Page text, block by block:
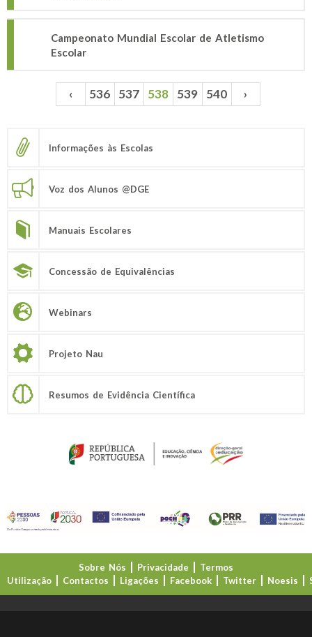
Campeonato Mundial Escolar de Atletismo
Escolar
Páginas ‹ 536 537 538 539 540 ›
Informações às Escolas
Voz dos Alunos @DGE
Manuais Escolares
Concessão de Equivalências
Webinars
Projeto Nau
Resumos de Evidência Científica
Sobre Nós Privacidade
Termos
Utilização
Contactos Ligações Facebook Twitter Noesis